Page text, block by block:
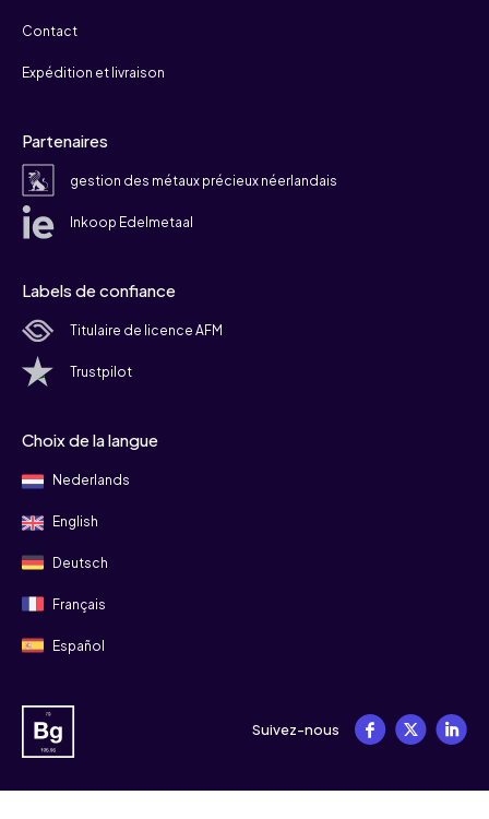
Contact
Expédition et livraison
Partenaires
gestion des métaux précieux néerlandais
Inkoop Edelmetaal
Labels de confiance
Titulaire de licence AFM
Trustpilot
Choix de la langue
Nederlands
English
Deutsch
Français
Español
Suivez-nous